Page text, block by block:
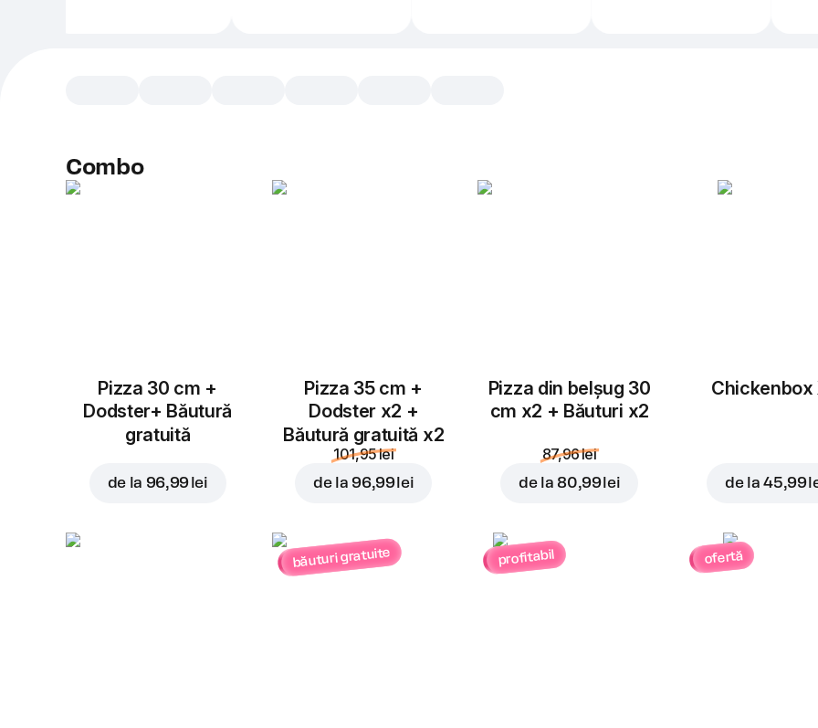
Combo
Pizza 30 cm +
Dodster+ Băutură
gratuită
de la 96,99 lei
Pizza 35 cm +
Dodster x2 +
Băutură gratuită x2
101,95 lei
de la 96,99 lei
Pizza din belșug 30
cm x2 + Băuturi x2
87,96 lei
de la 80,99 lei
Chickenbox
de la45,99
băuturi gratuite profitabil ofertă